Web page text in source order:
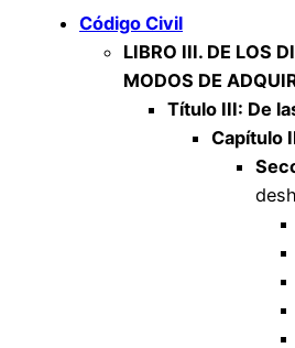
Código Civil
LIBRO III. DE LOS
MODOS DE
Título III: De
Capítulo